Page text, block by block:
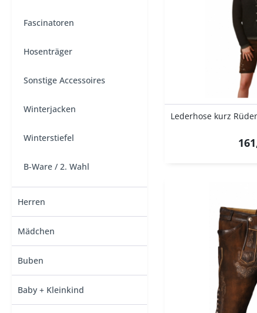
Fascinatoren
Hosenträger
Sonstige Accessoires
Winterjacken
Winterstiefel
B-Ware / 2. Wahl
Herren
Mädchen
Buben
Baby + Kleinkind